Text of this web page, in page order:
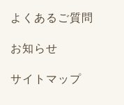
よくあるご質問
お知らせ
サイトマップ